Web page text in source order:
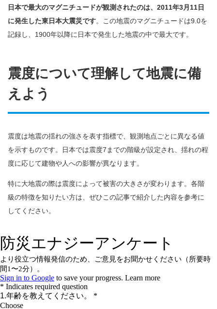
日本で最大のマグニチュードが観測されたのは、2011年3月11日
に発生した東日本大震災です。この地震のマグニチュードは9.0を
記録し、1900年以降に日本で発生した地震の中で最大です。
震度について理解して地震に備
えよう
震度は地震の揺れの強さを表す指標で、観測地点ごとに異なる値
を示すものです。日本では震度7までの階級が設定され、揺れの程
度に応じて建物や人への影響が異なります。
特に大地震の際は震度によって被害の大きさが変わります。各階
級の特徴を知りたい方は、ぜひこの記事で紹介した内容を参考に
してください。